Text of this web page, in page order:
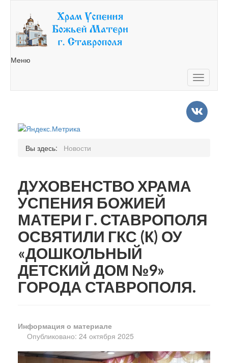
Меню
Toggle
Вы здесь: Новости
ДУХОВЕНСТВО ХРАМА
УСПЕНИЯ БОЖИЕЙ
МАТЕРИ Г. СТАВРОПОЛЯ
ОСВЯТИЛИ ГКС (К) ОУ
«ДОШКОЛЬНЫЙ
ДЕТСКИЙ ДОМ №9»
ГОРОДА СТАВРОПОЛЯ.
Информация о материале
Опубликовано: 24 октября 2025